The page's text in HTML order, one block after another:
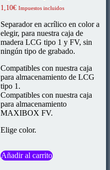
1,10€ Impuestos incluidos
Separador en acrílico en color a
elegir, para nuestra caja de
madera LCG tipo 1 y FV, sin
ningún tipo de grabado.
Compatibles con nuestra caja
para almacenamiento de LCG
tipo 1.
Compatibles con nuestra caja
para almacenamiento
MAXIBOX FV.
Elige color.
Añadir al carrito